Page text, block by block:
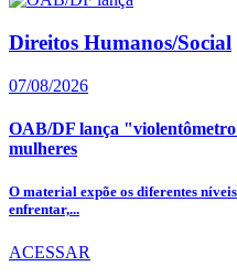
Direitos Humanos/Social
07/08/2026
OAB/DF lança
mulheres
O material expõe os diferentes
enfrentar,...
ACESSAR